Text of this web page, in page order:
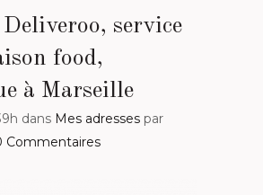
Deliveroo, service
food,
à Marseille
dans Mes adresses par
Commentaires